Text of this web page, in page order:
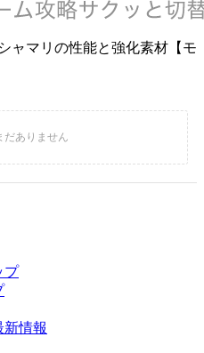
ャマリの性能と強化素材【モ
プ
新情報